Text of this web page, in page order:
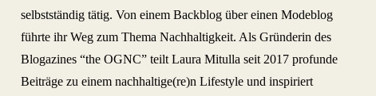
selbstständig tätig. Von einem Backblog über einen Modeblog
führte ihr Weg zum Thema Nachhaltigkeit. Als Gründerin des
Blogazines “the OGNC” teilt Laura Mitulla seit 2017 profunde
Beiträge zu einem nachhaltige(re)n Lifestyle und inspiriert